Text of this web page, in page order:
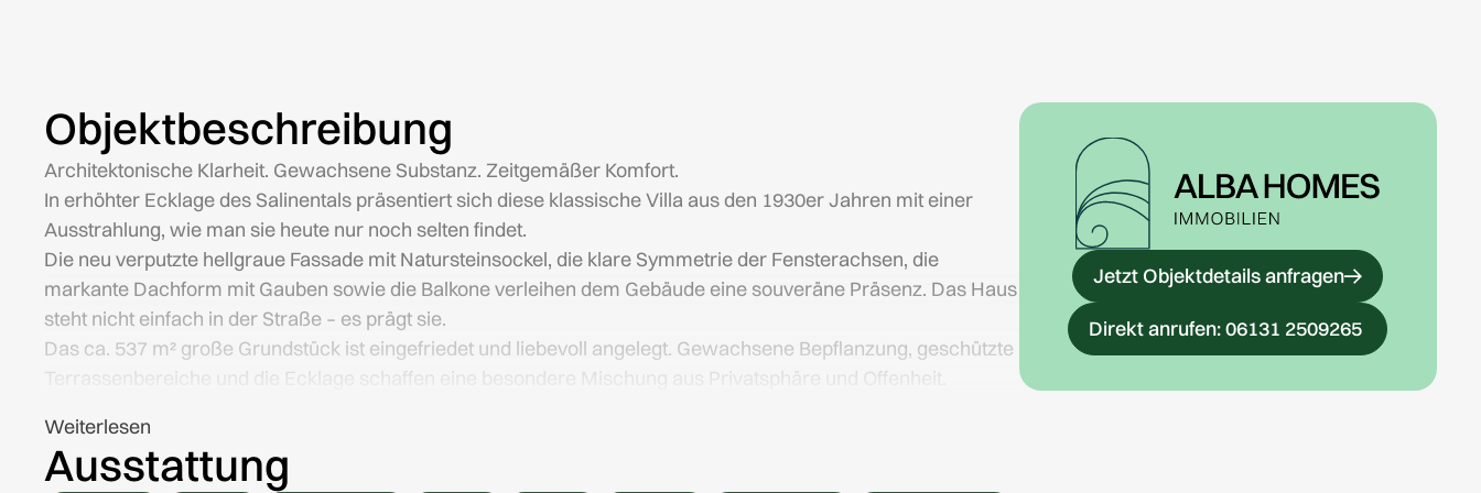
Objektbeschreibung
Architektonische Klarheit. Gewachsene Substanz. Zeitgemäßer Komfort.
In erhöhter Ecklage des Salinentals präsentiert sich diese klassische Villa aus den 1930er Jahren mit einer
Ausstrahlung, wie man sie heute nur noch selten findet.
Die neu verputzte hellgraue Fassade mit Natursteinsockel, die klare Symmetrie der Fensterachsen, die
markante Dachform mit Gauben sowie die Balkone verleihen dem Gebäude eine souveräne Präsenz. Das Haus
steht nicht einfach in der Straße – es prägt sie.
Das ca. 537 m² große Grundstück ist eingefriedet und liebevoll angelegt. Gewachsene Bepflanzung, geschützte
Terrassenbereiche und die Ecklage schaffen eine besondere Mischung aus Privatsphäre und Offenheit.
Auf rund 253 m² Wohnfläche entfalten sich 9 Zimmer, verteilt auf mehrere Ebenen.
Großzügige Raumproportionen, massive Holzböden, sichtbare Dachbalken im ausgebauten Dachgeschoss
Weiterlesen
Ausstattung
Jetzt Objektdetails anfragen
Direkt anrufen: 06131 2509265